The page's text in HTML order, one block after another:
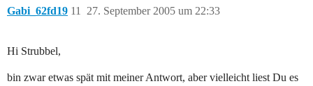
Gabi_62fd19 27. September 2005 um 22:33
11
Hi Strubbel,
bin zwar etwas spät mit meiner Antwort, aber vielleicht liest Du es